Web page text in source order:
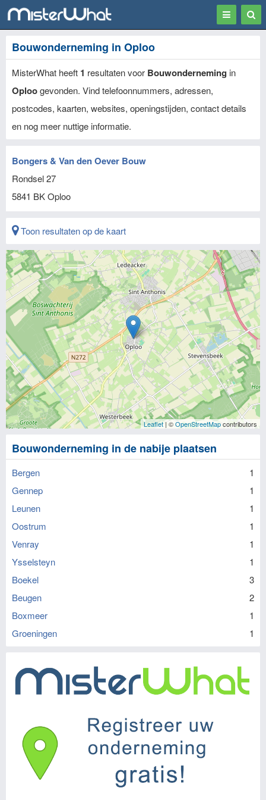
Toggle
Bouwonderneming in Oploo
MisterWhat heeft 1 resultaten voor Bouwonderneming in
Oploogevonden. Vind telefoonnummers, adressen,
postcodes, kaarten, websites, openingstijden, contact details
en nog meer nuttige informatie.
Bongers & Van den Oever Bouw
Rondsel 27
5841 BKOploo
Toon resultaten op de kaart
Leaflet| ©OpenStreetMapcontributors
Bouwonderneming in de nabije plaatsen
Bergen
1
Gennep
1
Leunen
1
Oostrum
1
Venray
1
Ysselsteyn
1
Boekel
3
Beugen
2
Boxmeer
1
Groeningen
1